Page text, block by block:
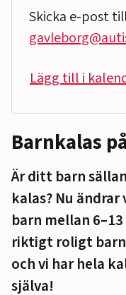
Barnkalas
Är ditt barn
kalas? Nu
barn mellan
riktigt roligt
och vi har hela
själva!
Skicka e-post
Lägg till i